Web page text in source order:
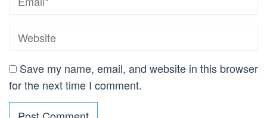
Save my name, email, and website in this browser
for the next time I comment.